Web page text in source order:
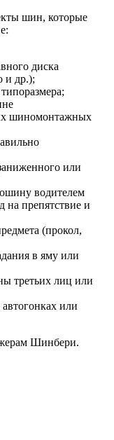
шин, которые
диска
и др.);
шиномонтажных
или
водителем
на препятствие и
(прокол,
в яму или
третьих лиц или
или
Шинбери.